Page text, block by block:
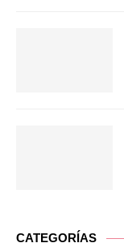
CATEGORÍAS